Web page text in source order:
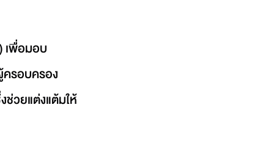
เพื่อมอบ
รอบครอง
วยแต่งแต้มให้